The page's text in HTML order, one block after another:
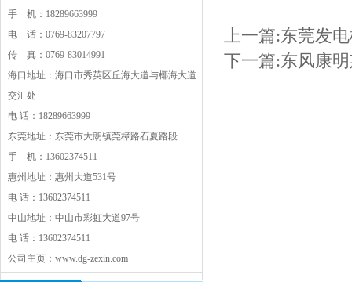
手 机：18289663999
电 话：0769-83207797
传 真：0769-83014991
海口地址：海口市秀英区丘海大道与椰海大道
交汇处
电 话：18289663999
东莞地址：东莞市大朗镇莞樟路石夏路段
手 机：13602374511
惠州地址：惠州大道531号
电 话：13602374511
中山地址：中山市彩虹大道97号
电 话：13602374511
公司主页： www.dg-zexin.com
上一篇:东莞发
下一篇:东风康